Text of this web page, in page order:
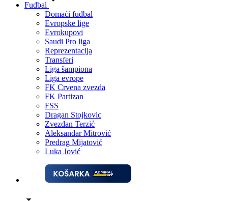
Fudbal
Domaći fudbal
Evropske lige
Evrokupovi
Saudi Pro liga
Reprezentacija
Transferi
Liga šampiona
Liga evrope
FK Crvena zvezda
FK Partizan
FSS
Dragan Stojkovic
Zvezdan Terzić
Aleksandar Mitrović
Predrag Mijatović
Luka Jović